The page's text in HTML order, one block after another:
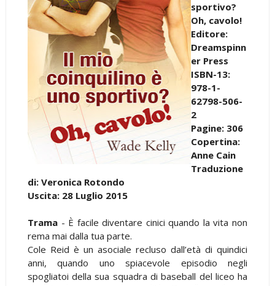
sportivo?
Oh, cavolo!
Editore:
Dreamspinn
er Press
ISBN-13:
978-1-
62798-506-
2
Pagine: 306
Copertina:
Anne Cain
Traduzione
di: Veronica Rotondo
Uscita: 28 Luglio 2015
Trama- È facile diventare cinici quando la vita non
rema mai dalla tua parte.
Cole Reid è un asociale recluso dall’età di quindici
anni, quando uno spiacevole episodio negli
spogliatoi della sua squadra di baseball del liceo ha